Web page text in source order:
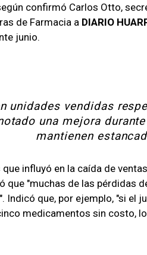
confirmó Carlos Otto,
de Farmacia a DIARIO
junio.
unidades vendidas
una mejora
mantienen
influyó en la caída de
que "muchas de las pérdidas
". Indicó que, por ejemplo, "si el
medicamentos sin costo,